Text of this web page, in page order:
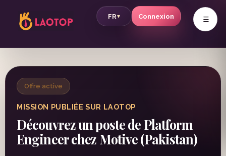
FR▾ Connexion v
Offre active
MISSION PUBLIÉE SUR LAOTOP
Découvrez un poste de Platform
Engineer chez Motive (Pakistan)